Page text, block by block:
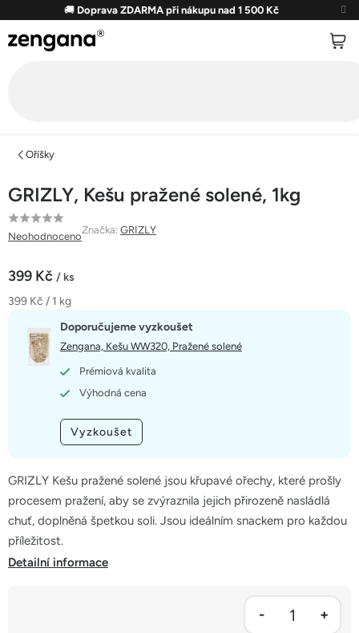
obsah
🚚 Doprava ZDARMA při nákupu nad 1 500 Kč
Oříšky
GRIZLY, Kešu pražené solené, 1kg
Průměrné
hodnocení
je
0,0
hvězdiček.
Neohodnoceno
Značka: GRIZLY
399 Kč / ks
Měrná
399 Kč / 1 kg
GRIZLY Kešu pražené solené jsou křupavé ořechy, které prošly
procesem pražení, aby se zvýraznila jejich přirozeně nasládlá
chuť, doplněná špetkou soli. Jsou ideálním snackem pro každou
příležitost.
Doporučujeme vyzkoušet
Zengana, Kešu WW320, Pražené solené
Prémiová kvalita
Výhodná cena
Vyzkoušet
Detailní informace